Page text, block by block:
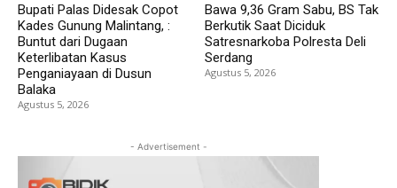
Bupati Palas Didesak Copot
Kades Gunung Malintang, :
Buntut dari Dugaan
Keterlibatan Kasus
Penganiayaan di Dusun
Balaka
Agustus 5, 2026
Bawa 9,36 Gram Sabu, BS Tak
Berkutik Saat Diciduk
Satresnarkoba Polresta Deli
Serdang
Agustus 5, 2026
- Advertisement -